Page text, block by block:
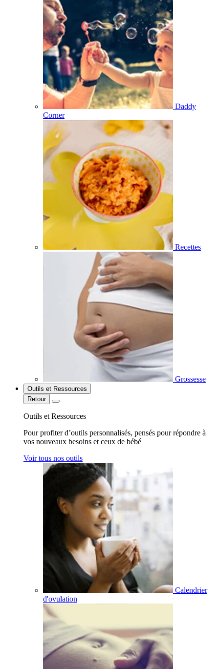
Daddy
Corner
Recettes
Grossesse
Outils et Ressources
Retour
Outils et Ressources
Pour profiter d’outils personnalisés, pensés pour répondre à
vos nouveaux besoins et ceux de bébé
Voir tous nos outils
Calendrier
d'ovulation